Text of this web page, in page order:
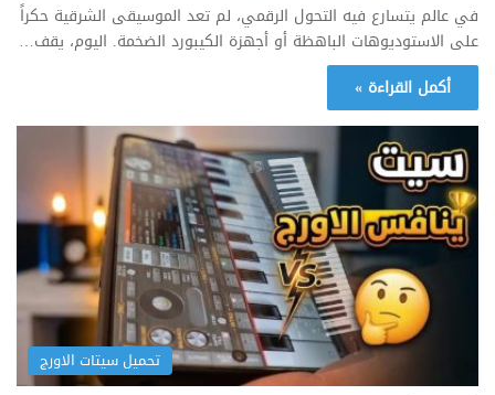
في عالم يتسارع فيه التحول الرقمي، لم تعد الموسيقى الشرقية حكراً
على الاستوديوهات الباهظة أو أجهزة الكيبورد الضخمة. اليوم، يقف…
أكمل القراءة »
تحميل سيتات الاورج